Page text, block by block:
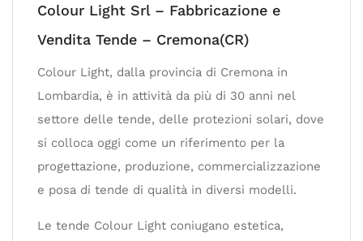
Colour Light Srl – Fabbricazione e
Vendita Tende – Cremona(CR)
Colour Light, dalla provincia di Cremona in
Lombardia, è in attività da più di 30 anni nel
settore delle tende, delle protezioni solari, dove
si colloca oggi come un riferimento per la
progettazione, produzione, commercializzazione
e posa di tende di qualità in diversi modelli.
Le tende Colour Light coniugano estetica,